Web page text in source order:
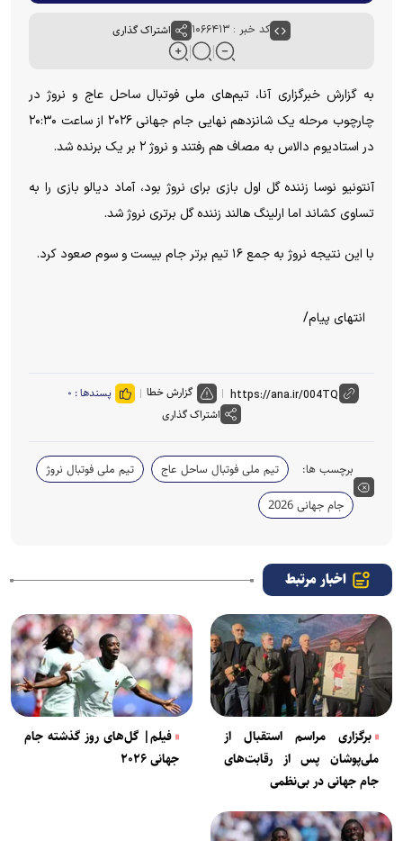
کد خبر : ۱۰۶۶۴۱۳ اشتراک گذاری
به گزارش خبرگزاری آنا، تیم‌های ملی فوتبال ساحل عاج و نروژ در
چارچوب مرحله یک شانزدهم نهایی جام جهانی ۲۰۲۶ از ساعت ۲۰:۳۰
در استادیوم دالاس به مصاف هم رفتند و نروژ ۲ بر یک برنده شد.
آنتونیو نوسا زننده گل اول بازی برای نروژ بود، آماد دیالو بازی را به
تساوی کشاند اما ارلینگ هالند زننده گل برتری نروژ شد.
با این نتیجه نروژ به جمع ۱۶ تیم برتر جام بیست و سوم صعود کرد.
انتهای پیام/
گزارش خطا پسندها : ۰
اشتراک گذاری
برچسب ها: تیم ملی فوتبال ساحل عاج
تیم ملی فوتبال نروژ
جام جهانی 2026
اخبار مرتبط
برگزاری مراسم استقبال از
ملی‌پوشان پس از رقابت‌های
جام جهانی در بی‌نظمی
فیلم| گل‌های روز گذشته جام
جهانی ۲۰۲۶